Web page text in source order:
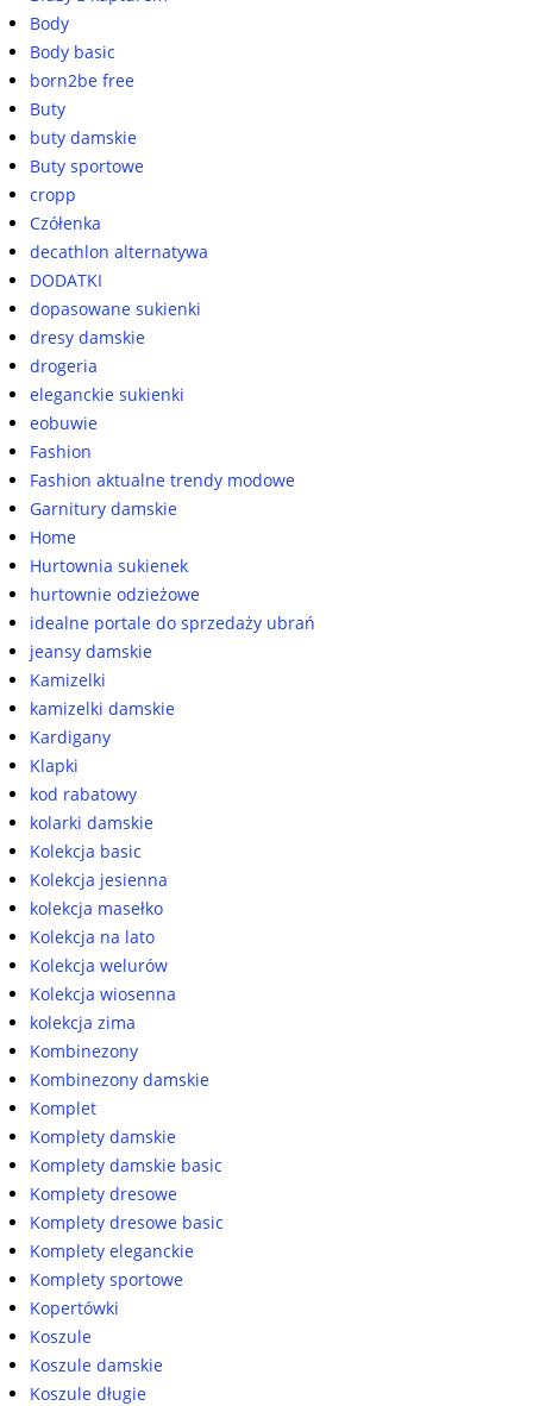
Body
Body basic
born2be free
Buty
buty damskie
Buty sportowe
cropp
Czółenka
decathlon alternatywa
DODATKI
dopasowane sukienki
dresy damskie
drogeria
eleganckie sukienki
eobuwie
Fashion
Fashion aktualne trendy modowe
Garnitury damskie
Home
Hurtownia sukienek
hurtownie odzieżowe
idealne portale do sprzedaży ubrań
jeansy damskie
Kamizelki
kamizelki damskie
Kardigany
Klapki
kod rabatowy
kolarki damskie
Kolekcja basic
Kolekcja jesienna
kolekcja masełko
Kolekcja na lato
Kolekcja welurów
Kolekcja wiosenna
kolekcja zima
Kombinezony
Kombinezony damskie
Komplet
Komplety damskie
Komplety damskie basic
Komplety dresowe
Komplety dresowe basic
Komplety eleganckie
Komplety sportowe
Kopertówki
Koszule
Koszule damskie
Koszule długie